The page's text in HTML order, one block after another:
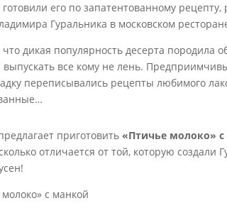
его по запатентованному
Гуральника в московском
дикая популярность десерта породила
все кому не лень.
переписывались рецепты любимого
приготовить «Птичье молоко»
отличается от той, которую создали